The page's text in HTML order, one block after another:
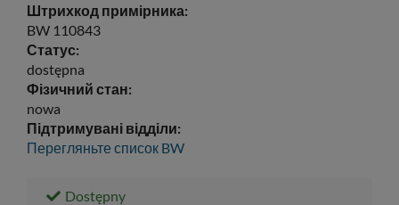
Штрихкод примірника:
BW 110843
Статус:
dostępna
Фізичний стан:
nowa
Підтримувані відділи:
Перегляньте список BW
Dostępny